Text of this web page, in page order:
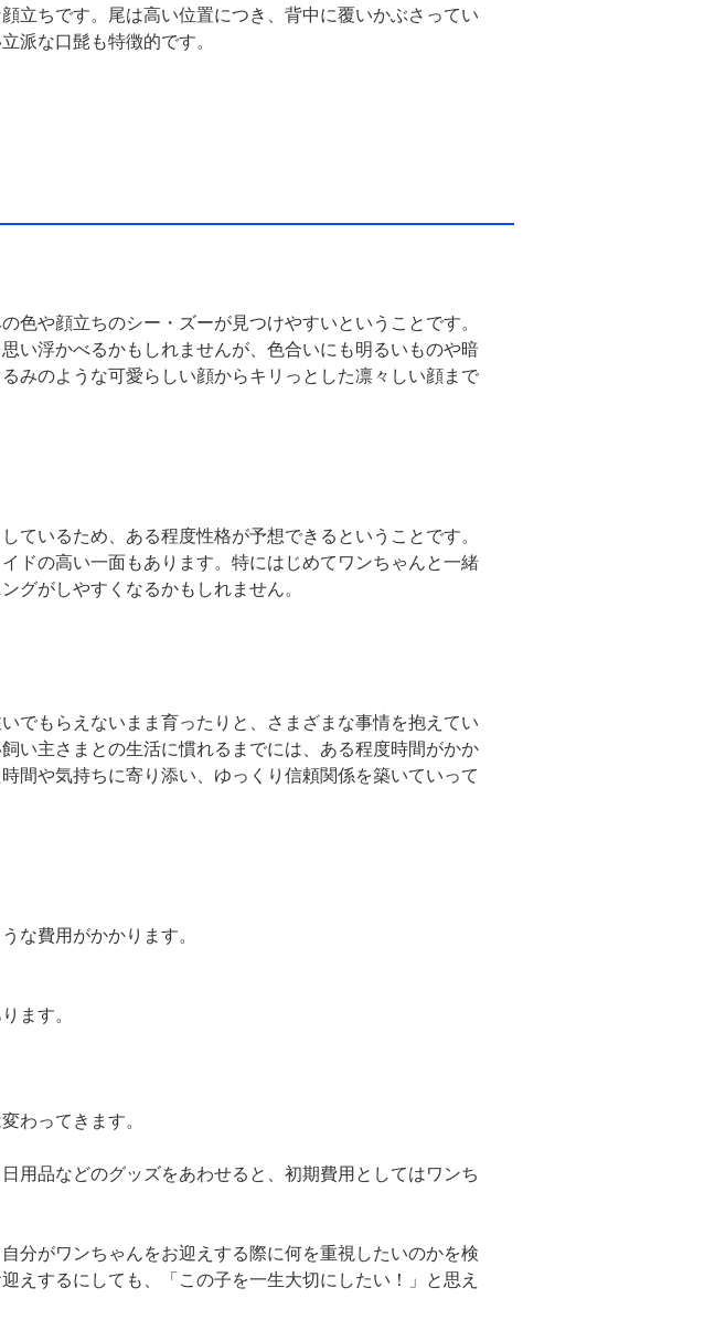
立ちです。尾は高い位置につき、背中に覆いかぶさってい
派な口髭も特徴的です。
色や顔立ちのシー・ズーが見つけやすいということです。
い浮かべるかもしれませんが、色合いにも明るいものや暗
みのような可愛らしい顔からキリっとした凛々しい顔まで
ているため、ある程度性格が予想できるということです。
ドの高い一面もあります。特にはじめてワンちゃんと一緒
グがしやすくなるかもしれません。
でもらえないまま育ったりと、さまざまな事情を抱えてい
い主さまとの生活に慣れるまでには、ある程度時間がかか
間や気持ちに寄り添い、ゆっくり信頼関係を築いていって
な費用がかかります。
ます。
わってきます。
用品などのグッズをあわせると、初期費用としてはワンち
分がワンちゃんをお迎えする際に何を重視したいのかを検
えするにしても、「この子を一生大切にしたい！」と思え